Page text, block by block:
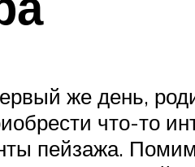
же день,
что-то
пейзажа.